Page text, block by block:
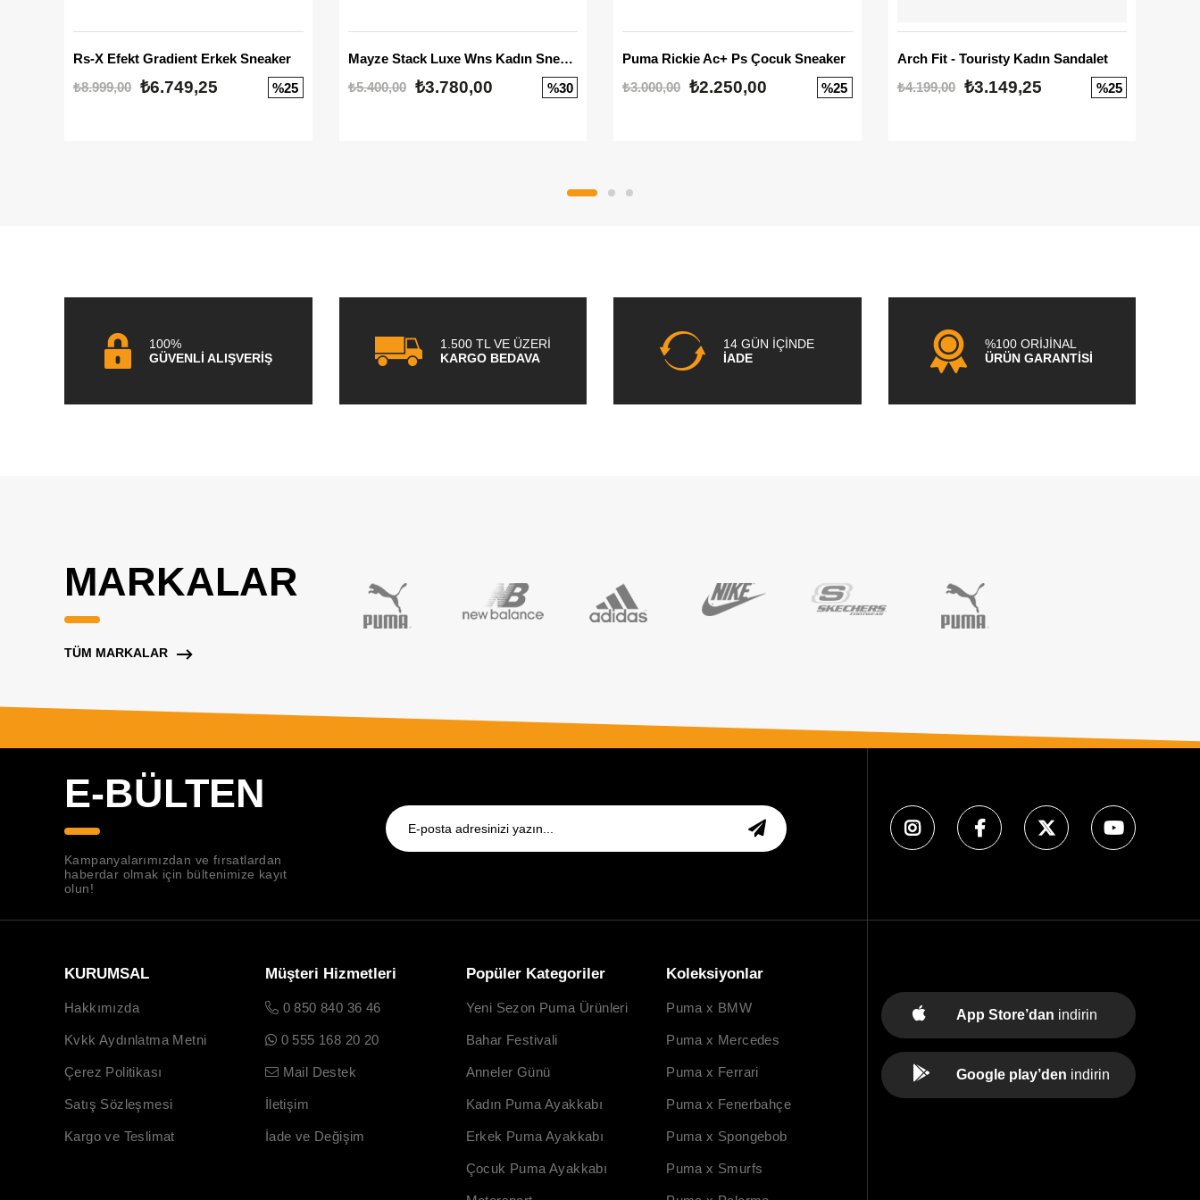
Rs-X Efekt Gradient Erkek Sneaker
₺8.999,00 ₺6.749,25 %25
Mayze Stack Luxe Wns Kadın Sneaker
₺5.400,00
₺3.780,00 %30
Puma Rickie Ac+ Ps Çocuk Sneaker
₺3.000,00 ₺2.250,00 %25
Arch Fit - Touristy Kadın Sandalet
₺4.199,00
₺3.149,25 %25
100%
GÜVENLİ ALIŞVERİŞ
1.500 TL VE ÜZERİ
KARGO BEDAVA
14 GÜN İÇİNDE
İADE
%100 ORİJİNAL
ÜRÜN GARANTİSİ
MARKALAR
TÜM MARKALAR
E-BÜLTEN
Kampanyalarımızdan ve fırsatlardan
haberdar olmak için bültenimize kayıt
olun!
KURUMSAL
Hakkımızda
Kvkk Aydınlatma Metni
Çerez Politikası
Satış Sözleşmesi
Kargo ve Teslimat
Müşteri Hizmetleri
0 850 840 36 46
0 555 168 20 20
Mail Destek
İletişim
İade ve Değişim
Popüler Kategoriler
Yeni Sezon Puma Ürünleri
Bahar Festivali
Anneler Günü
Kadın Puma Ayakkabı
Erkek Puma Ayakkabı
Çocuk Puma Ayakkabı
Koleksiyonlar
Puma x BMW
Puma x Mercedes
Puma x Ferrari
Puma x Fenerbahçe
Puma x Spongebob
Puma x Smurfs
App Store’dan indirin
Google play’den indirin